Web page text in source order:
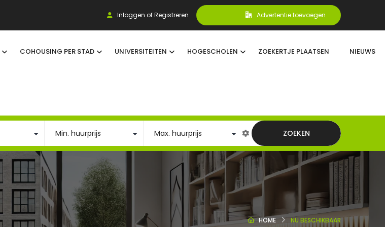
Inloggen of Registreren Advertentie toevoegen
COHOUSING PER STAD UNIVERSITEITEN HOGESCHOLEN ZOEKERTJE PLAATSEN NIEUWS
ZOEKEN
HOME NU BESCHIKBAAR